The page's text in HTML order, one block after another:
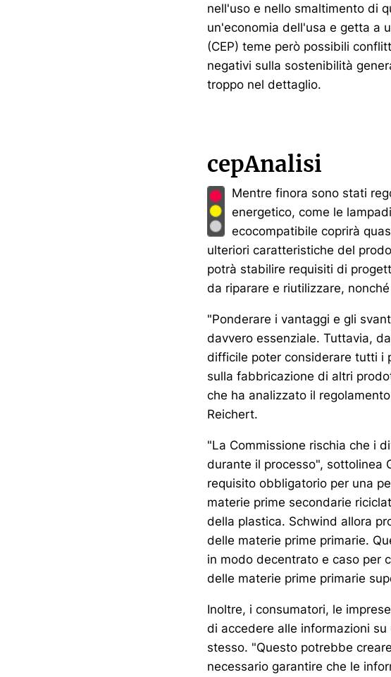
nell'uso e nello smaltimento di
un'economia dell'usa e getta a
(CEP) teme però possibili
negativi sulla sostenibilità
troppo nel dettaglio.
cepAnalisi
Mentre finora sono stati
energetico, come le
ecocompatibile coprirà
ulteriori caratteristiche del
potrà stabilire requisiti di
da riparare e riutilizzare,
"Ponderare i vantaggi e gli
davvero essenziale. Tuttavia,
difficile poter considerare tutti i
sulla fabbricazione di altri
che ha analizzato il
Reichert.
"La Commissione rischia che i
durante il processo", sottolinea
requisito obbligatorio per una
materie prime secondarie
della plastica. Schwind allora
delle materie prime primarie.
in modo decentrato e caso per
delle materie prime primarie
Inoltre, i consumatori, le
di accedere alle informazioni
stesso. "Questo potrebbe
necessario garantire che le